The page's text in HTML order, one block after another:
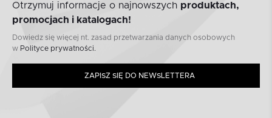
Otrzymuj informacje o najnowszych produktach,
promocjach i katalogach!
Dowiedz się więcej nt. zasad przetwarzania danych osobowych
w Polityce prywatności.
ZAPISZ SIĘ DO NEWSLETTERA